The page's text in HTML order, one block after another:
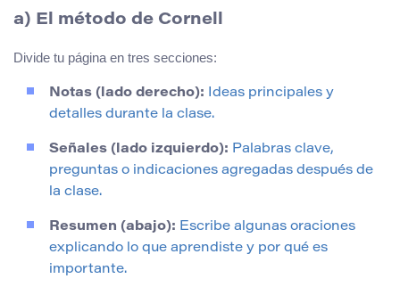
a) El método de Cornell
Divide tu página en tres secciones:
Notas (lado derecho): Ideas principales y
detalles durante la clase.
Señales (lado izquierdo): Palabras clave,
preguntas o indicaciones agregadas después de
la clase.
Resumen (abajo): Escribe algunas oraciones
explicando lo que aprendiste y por qué es
importante.